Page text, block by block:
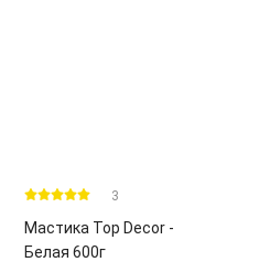
3
Мастика Top Decor -
Белая 600г